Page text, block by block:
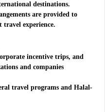
destinations.
are provided to
travel experience.
incentive trips, and
and companies
travel programs and Halal-